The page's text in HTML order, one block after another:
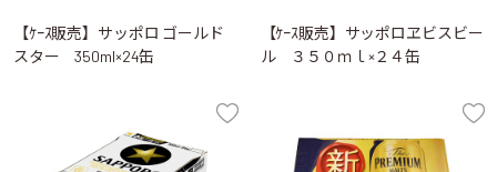
【ｹｰｽ販売】サッポロ ゴールド
スター 350ml×24缶
【ｹｰｽ販売】サッポロヱビスビー
ル ３５０ｍｌ×２４缶